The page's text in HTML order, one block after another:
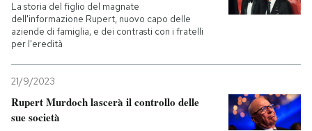
Sport
Mondiali calcio 2026
NEWSLETTER
La storia del figlio del magnate
dell'informazione Rupert, nuovo capo delle
aziende di famiglia, e dei contrasti con i fratelli
per l'eredità
21/9/2023
Rupert Murdoch lascerà il controllo delle
sue società